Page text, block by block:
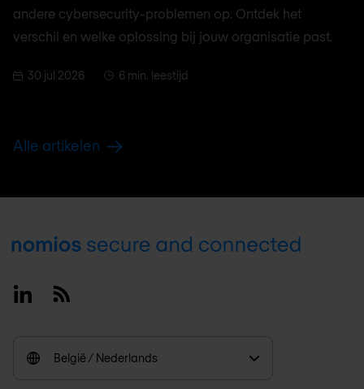
andere cybersecurity-problemen op. Ontdek het
verschil en welke oplossing bij jouw organisatie past.
30 jul 2026 6 min. leestijd
Alle artikelen
Footer
LinkedinRSS
België / Nederlands